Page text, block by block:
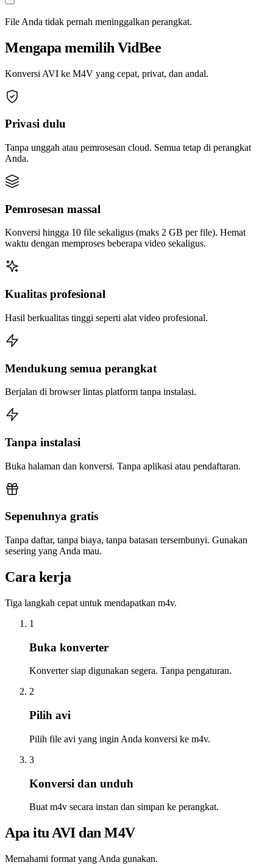
File Anda tidak pernah meninggalkan perangkat.
Mengapa memilih VidBee
Konversi AVI ke M4V yang cepat, privat, dan andal.
Privasi dulu
Tanpa unggah atau pemrosesan cloud. Semua tetap di perangkat
Anda.
Pemrosesan massal
Konversi hingga 10 file sekaligus (maks 2 GB per file). Hemat
waktu dengan memproses beberapa video sekaligus.
Kualitas profesional
Hasil berkualitas tinggi seperti alat video profesional.
Mendukung semua perangkat
Berjalan di browser lintas platform tanpa instalasi.
Tanpa instalasi
Buka halaman dan konversi. Tanpa aplikasi atau pendaftaran.
Sepenuhnya gratis
Tanpa daftar, tanpa biaya, tanpa batasan tersembunyi. Gunakan
sesering yang Anda mau.
Cara kerja
Tiga langkah cepat untuk mendapatkan m4v.
1
Buka konverter
Konverter siap digunakan segera. Tanpa pengaturan.
2
Pilih avi
Pilih file avi yang ingin Anda konversi ke m4v.
3
Konversi dan unduh
Buat m4v secara instan dan simpan ke perangkat.
Apa itu AVI dan M4V
Memahami format yang Anda gunakan.